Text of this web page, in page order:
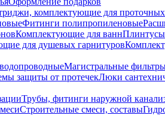
комплектующие для
Фитинги полипропиленовые
Комплектующие для ваннПлинтусы
для душевых гарнитуров
Магистральные
защиты от протечекЛюки
Трубы, фитинги наружной
Строительные смеси, составы